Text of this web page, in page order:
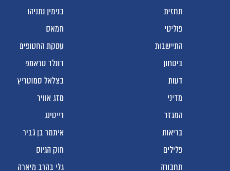
תחזית
פוליטי
התיישבות
ביטחון
דעות
מדיני
המגזר
בריאות
פלילים
תחבורה
בנימין נתניהו
חמאס
עסקת החטופים
דונלד טראמפ
בצלאל סמוטריץ
מזג אוויר
רייטינג
איתמר בן גביר
חוק הגיוס
גלי בהרב מיארה